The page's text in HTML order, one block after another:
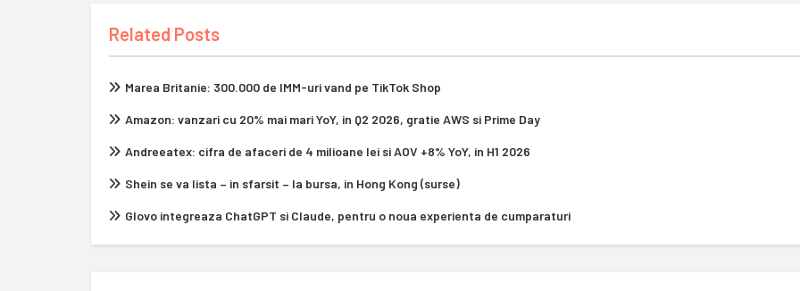
Related Posts
Marea Britanie: 300.000 de IMM-uri vand pe TikTok Shop
Amazon: vanzari cu 20% mai mari YoY, in Q2 2026, gratie AWS si Prime Day
Andreeatex: cifra de afaceri de 4 milioane lei si AOV +8% YoY, in H1 2026
Shein se va lista – in sfarsit – la bursa, in Hong Kong (surse)
Glovo integreaza ChatGPT si Claude, pentru o noua experienta de cumparaturi